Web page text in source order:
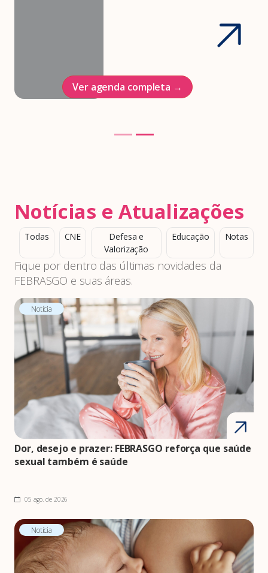
Ver agenda completa →
Notícias e Atualizações
Todas CNE
Defesa e
Valorização
Educação Notas
Fique por dentro das últimas novidades da
FEBRASGO e suas áreas.
Notícia
Dor, desejo e prazer: FEBRASGO reforça que saúde
sexual também é saúde
05 ago. de 2026
Notícia